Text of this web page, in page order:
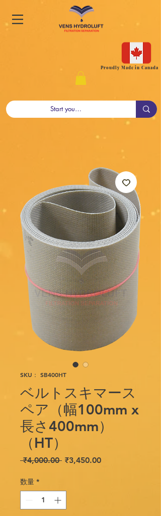
Proudly Made in Canada
SKU： SB400HT
ベルトスキマース
ペア（幅100mm x
長さ400mm）
（HT）
₹4,000.00 通
格
₹3,450.00セ
数量 *